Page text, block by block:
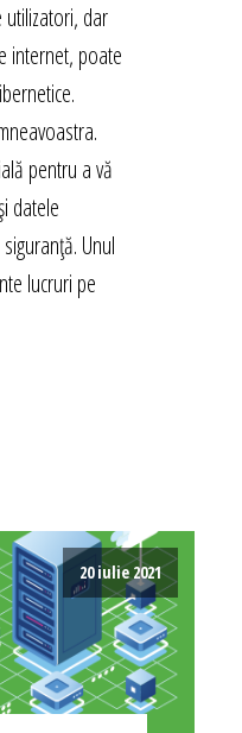
dar
internet, poate
pentru a vă
datele
Unul
lucruri pe
20 iulie 2021